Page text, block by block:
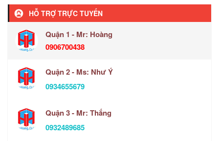
HỖ TRỢ TRỰC TUYẾN
Quận 1 - Mr: Hoàng
0906700438
Quận 2 - Ms: Như Ý
0934655679
Quận 3 - Mr: Thắng
0932489685